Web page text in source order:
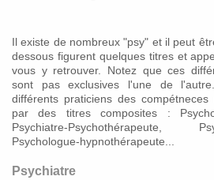
Il existe de nombreux "psy" et il peut
dessous figurent quelques titres et
vous y retrouver. Notez que ces
sont pas exclusives l'une de
différents praticiens des
par des titres composites :
Psychiatre-Psychothérapeute,
Psychologue-hypnothérapeute...
Psychiatre